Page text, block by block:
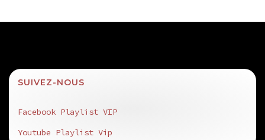
SUIVEZ-NOUS
Facebook Playlist VIP
Youtube Playlist Vip